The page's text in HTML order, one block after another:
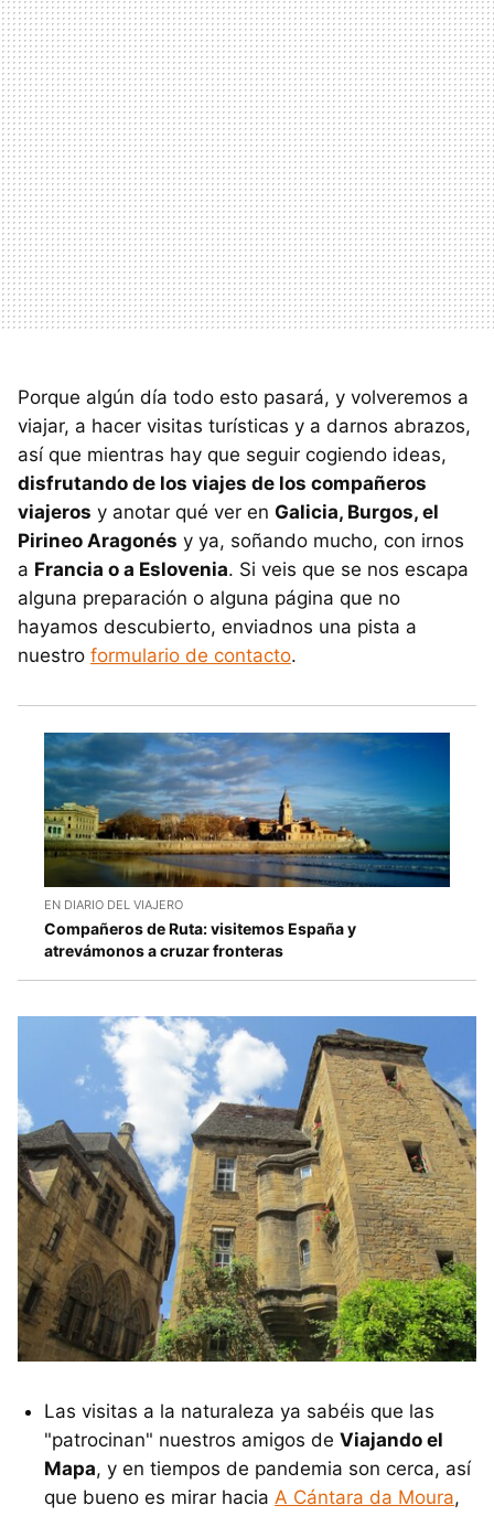
Porque algún día todo esto pasará, y volveremos a
viajar, a hacer visitas turísticas y a darnos abrazos,
así que mientras hay que seguir cogiendo ideas,
disfrutando de los viajes de los compañeros
viajeros y anotar qué ver en Galicia, Burgos, el
Pirineo Aragonés y ya, soñando mucho, con irnos
a Francia o a Eslovenia. Si veis que se nos escapa
alguna preparación o alguna página que no
hayamos descubierto, enviadnos una pista a
nuestro formulario de contacto.
EN DIARIO DEL VIAJERO
Compañeros de Ruta: visitemos España y
atrevámonos a cruzar fronteras
Las visitas a la naturaleza ya sabéis que las
"patrocinan" nuestros amigos de Viajando el
Mapa, y en tiempos de pandemia son cerca, así
que bueno es mirar hacia A Cántara da Moura,